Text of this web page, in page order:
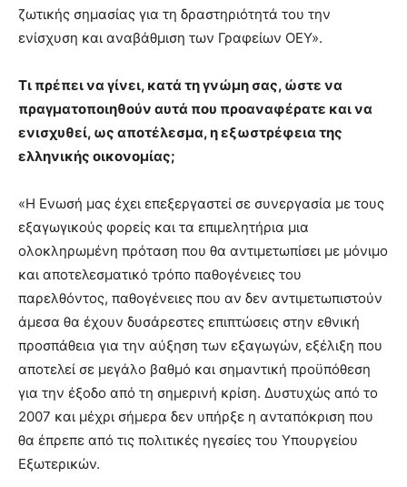
ζωτικής σημασίας για τη δραστηριότητά του την
ενίσχυση και αναβάθμιση των Γραφείων ΟΕΥ».
Τι πρέπει να γίνει, κατά τη γνώμη σας, ώστε να
πραγματοποιηθούν αυτά που προαναφέρατε και να
ενισχυθεί, ως αποτέλεσμα, η εξωστρέφεια της
ελληνικής οικονομίας;
«Η Eνωσή μας έχει επεξεργαστεί σε συνεργασία με τους
εξαγωγικούς φορείς και τα επιμελητήρια μια
ολοκληρωμένη πρόταση που θα αντιμετωπίσει με μόνιμο
και αποτελεσματικό τρόπο παθογένειες του
παρελθόντος, παθογένειες που αν δεν αντιμετωπιστούν
άμεσα θα έχουν δυσάρεστες επιπτώσεις στην εθνική
προσπάθεια για την αύξηση των εξαγωγών, εξέλιξη που
αποτελεί σε μεγάλο βαθμό και σημαντική προϋπόθεση
για την έξοδο από τη σημερινή κρίση. Δυστυχώς από το
2007 και μέχρι σήμερα δεν υπήρξε η ανταπόκριση που
θα έπρεπε από τις πολιτικές ηγεσίες του Υπουργείου
Εξωτερικών.